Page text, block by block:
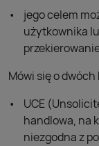
jego celem
użytkownika
Mówi się o
UCE
handlowa, na
niezgodna z